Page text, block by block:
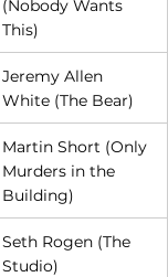
(Nobody Wants
This)
Jeremy Allen
White (The Bear)
Martin Short (Only
Murders in the
Building)
Seth Rogen (The
Studio)